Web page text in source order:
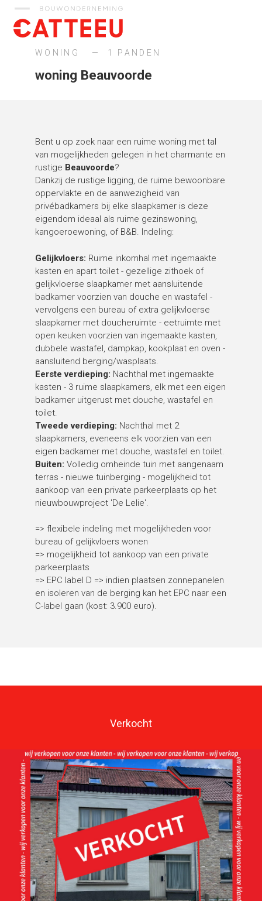
Catteeu
WONING 1 PANDEN
woning Beauvoorde
Bent u op zoek naar een ruime woning met tal
van mogelijkheden gelegen in het charmante en
rustige Beauvoorde?
Dankzij de rustige ligging, de ruime bewoonbare
oppervlakte en de aanwezigheid van
privébadkamers bij elke slaapkamer is deze
eigendom ideaal als ruime gezinswoning,
kangoeroewoning, of B&B. Indeling:
Gelijkvloers: Ruime inkomhal met ingemaakte
kasten en apart toilet - gezellige zithoek of
gelijkvloerse slaapkamer met aansluitende
badkamer voorzien van douche en wastafel -
vervolgens een bureau of extra gelijkvloerse
slaapkamer met doucheruimte - eetruimte met
open keuken voorzien van ingemaakte kasten,
dubbele wastafel, dampkap, kookplaat en oven -
aansluitend berging/wasplaats.
Eerste verdieping: Nachthal met ingemaakte
kasten - 3 ruime slaapkamers, elk met een eigen
badkamer uitgerust met douche, wastafel en
toilet.
Tweede verdieping: Nachthal met 2
slaapkamers, eveneens elk voorzien van een
eigen badkamer met douche, wastafel en toilet.
Buiten: Volledig omheinde tuin met aangenaam
terras - nieuwe tuinberging - mogelijkheid tot
aankoop van een private parkeerplaats op het
nieuwbouwproject 'De Lelie'.
=> flexibele indeling met mogelijkheden voor
bureau of gelijkvloers wonen
=> mogelijkheid tot aankoop van een private
parkeerplaats
=> EPC label D => indien plaatsen zonnepanelen
en isoleren van de berging kan het EPC naar een
C-label gaan (kost: 3.900 euro).
Verkocht